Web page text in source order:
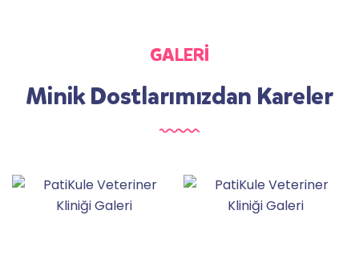
GALERİ
Minik Dostlarımızdan Kareler